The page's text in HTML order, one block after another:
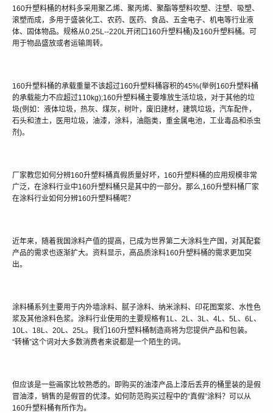
160升塑料桶的材料多采用聚乙烯、聚丙烯、聚酯等塑料吹塑、注塑、吸塑、
滚塑而成，多用于盛装化工、农药、医药、食品、五金电子、机电等行业液
体、固体物品。规格从0.25L--220L开闭口160升塑料桶}及160升塑料桶。可
用于物品盛放或者运输周转。
160升塑料桶的承载重量不该超过160升塑料桶容积的45%(举例160升塑料桶
的承载能力不应超过110kg);160升塑料桶主要堆放生活垃圾，对于其他的垃
圾(例如：液体垃圾，热灰、煤灰，树叶，废旧建材，建筑垃圾，汽车配件，
石头和渣土，医用垃圾，油漆，涂料，油脂类，重金属电池，工业毒品和杀虫
剂)。
厂家教您如何分辨160升塑料桶真假质量好坏，160升塑料桶的应用规模非常
广泛，在涂料行业中160升塑料桶只是其中的一部分。那么,160升塑料桶厂家
在涂料行业如何分辨160升塑料桶呢？
近年来，随着我国涂料产值的提高，已成为世界第二大涂料生产国，对其配套
产品的需求也逐渐扩大。资料显示，高品质涂料160升塑料桶的需求更加突
出。
涂料桶系列主要用于内外墙涂料、腻子涂料、纳米涂料、印花图案浆、水性色
浆及其他涂料色浆。涂料行业使用的主要规格有1L、2L、3L、4L、5L、6L、
10L、18L、20L、25L。我们160升塑料桶制造商将为您提供产品和包装。
“转桶”这个词对大多数消费者来说都是一个陌生的词。
但应该是一些画家比较熟悉的。即购买的油漆产品上漆后丢弃的桶里装的是假
冒油漆，销售的是假冒的优漆。如何防范购买过程中的“真假”涂料？可以从
160升塑料桶有所作为。